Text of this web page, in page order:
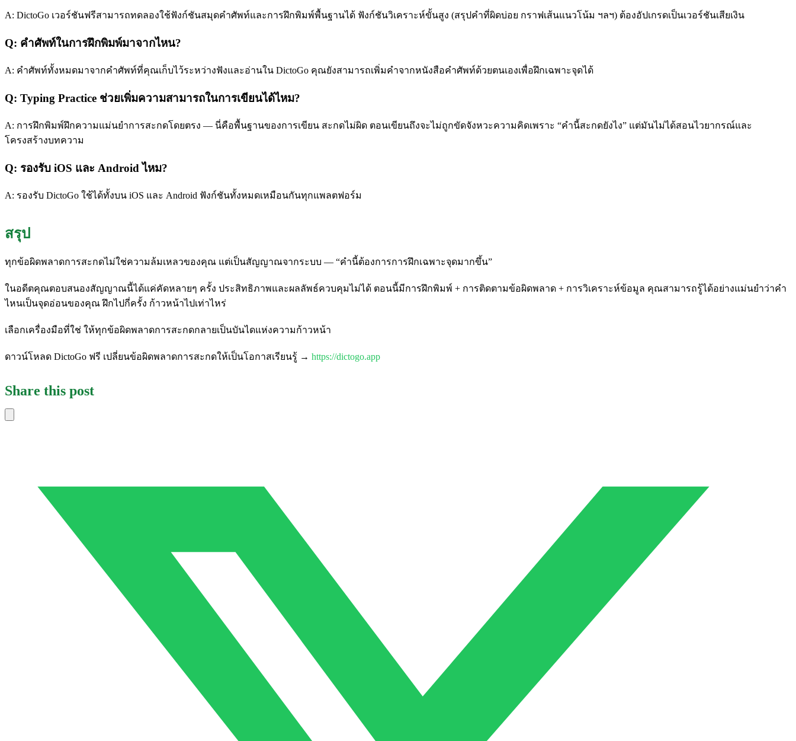
A: DictoGo เวอร์ชันฟรีสามารถทดลองใช้ฟังก์ชันสมุดคำศัพท์และการฝึกพิมพ์พื้นฐานได้ ฟังก์ชันวิเคราะห์ขั้นสูง (สรุปคำที่ผิดบ่อย กราฟเส้นแนวโน้ม ฯลฯ) ต้องอัปเกรดเป็นเวอร์ชันเสียเงิน
Q: คำศัพท์ในการฝึกพิมพ์มาจากไหน?
A: คำศัพท์ทั้งหมดมาจากคำศัพท์ที่คุณเก็บไว้ระหว่างฟังและอ่านใน DictoGo คุณยังสามารถเพิ่มคำจากหนังสือคำศัพท์ด้วยตนเองเพื่อฝึกเฉพาะจุดได้
Q: Typing Practice ช่วยเพิ่มความสามารถในการเขียนได้ไหม?
A: การฝึกพิมพ์ฝึกความแม่นยำการสะกดโดยตรง — นี่คือพื้นฐานของการเขียน สะกดไม่ผิด ตอนเขียนถึงจะไม่ถูกขัดจังหวะความคิดเพราะ “คำนี้สะกดยังไง” แต่มันไม่ได้สอนไวยากรณ์และ
โครงสร้างบทความ
Q: รองรับ iOS และ Android ไหม?
A: รองรับ DictoGo ใช้ได้ทั้งบน iOS และ Android ฟังก์ชันทั้งหมดเหมือนกันทุกแพลตฟอร์ม
สรุป
ทุกข้อผิดพลาดการสะกดไม่ใช่ความล้มเหลวของคุณ แต่เป็นสัญญาณจากระบบ — “คำนี้ต้องการการฝึกเฉพาะจุดมากขึ้น”
ในอดีตคุณตอบสนองสัญญาณนี้ได้แค่คัดหลายๆ ครั้ง ประสิทธิภาพและผลลัพธ์ควบคุมไม่ได้ ตอนนี้มีการฝึกพิมพ์ + การติดตามข้อผิดพลาด + การวิเคราะห์ข้อมูล คุณสามารถรู้ได้อย่างแม่นยำว่าคำ
ไหนเป็นจุดอ่อนของคุณ ฝึกไปกี่ครั้ง ก้าวหน้าไปเท่าไหร่
เลือกเครื่องมือที่ใช่ ให้ทุกข้อผิดพลาดการสะกดกลายเป็นบันไดแห่งความก้าวหน้า
ดาวน์โหลด DictoGo ฟรี เปลี่ยนข้อผิดพลาดการสะกดให้เป็นโอกาสเรียนรู้ → https://dictogo.app
Share this post